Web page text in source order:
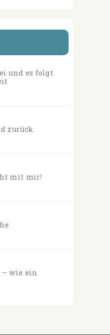
und es folgt
zurück
mit mir!
– wie ein